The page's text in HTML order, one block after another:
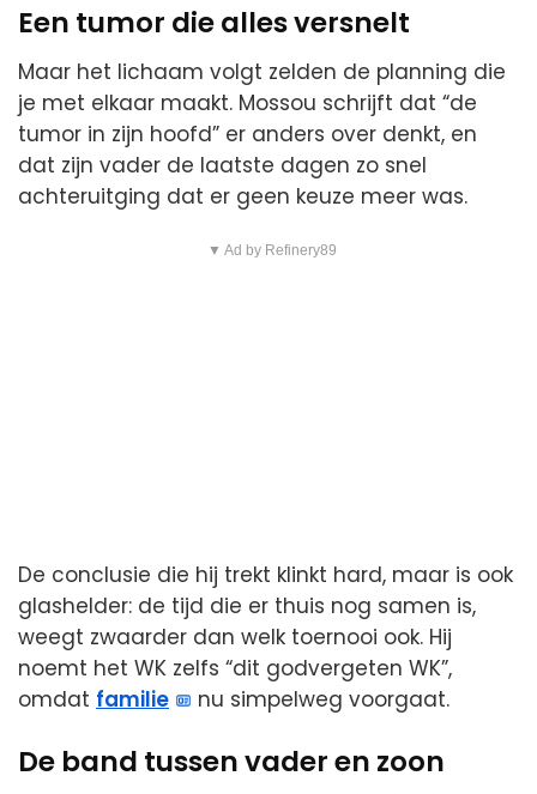
Een tumor die alles versnelt
Maar het lichaam volgt zelden de planning die
je met elkaar maakt. Mossou schrijft dat “de
tumor in zijn hoofd” er anders over denkt, en
dat zijn vader de laatste dagen zo snel
achteruitging dat er geen keuze meer was.
▼ Ad by Refinery89
De conclusie die hij trekt klinkt hard, maar is ook
glashelder: de tijd die er thuis nog samen is,
weegt zwaarder dan welk toernooi ook. Hij
noemt het WK zelfs “dit godvergeten WK”,
omdat familie nu simpelweg voorgaat.
De band tussen vader en zoon